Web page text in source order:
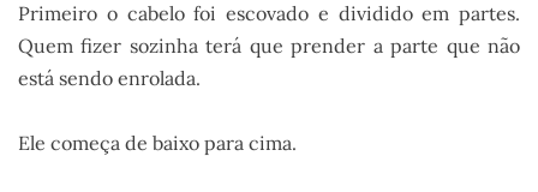
Primeiro o cabelo foi escovado e dividido em partes.
Quem fizer sozinha terá que prender a parte que não
está sendo enrolada.
Ele começa de baixo para cima.